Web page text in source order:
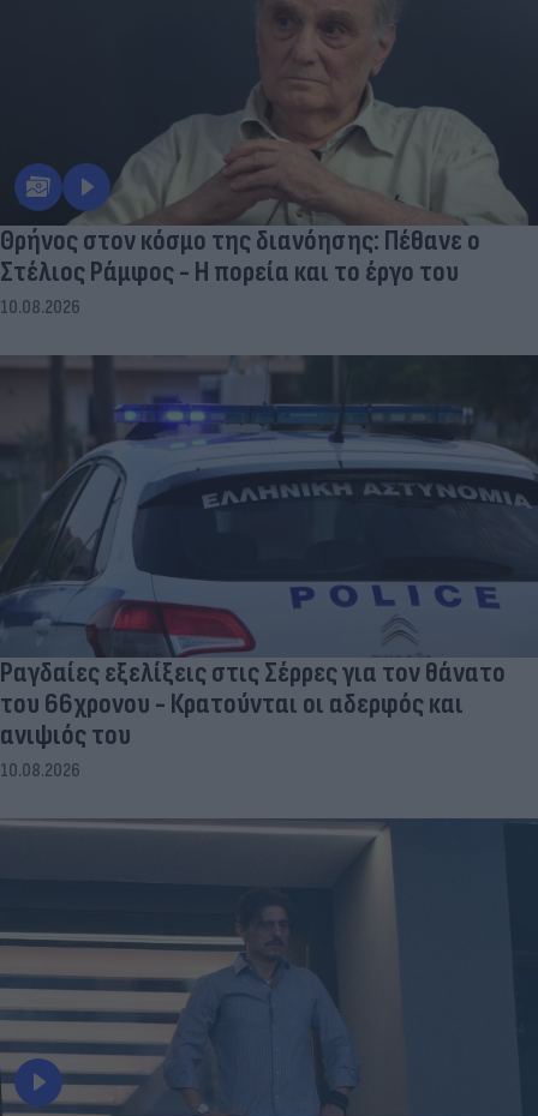
Θρήνος στον κόσμο της διανόησης: Πέθανε ο
Στέλιος Ράμφος - Η πορεία και το έργο του
10.08.2026
Ραγδαίες εξελίξεις στις Σέρρες για τον θάνατο
του 66χρονου - Κρατούνται οι αδερφός και
ανιψιός του
10.08.2026